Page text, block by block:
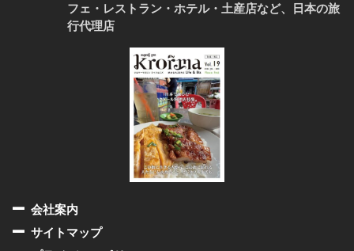
フェ・レストラン・ホテル・土産店など、日本の旅
行代理店
会社案内
サイトマップ